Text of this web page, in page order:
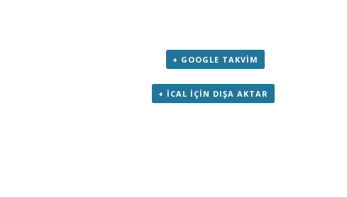
+ GOOGLE TAKVIM
+ ICAL IÇIN DIŞA AKTAR